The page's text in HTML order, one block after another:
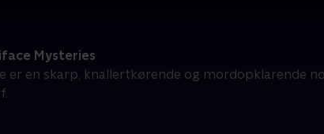
Mysteries
er en skarp, knallertkørende og mordopklarende